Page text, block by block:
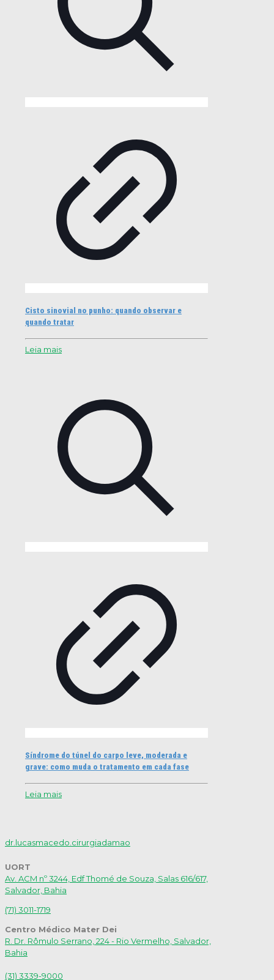
Cisto sinovial no punho: quando observar e
quando tratar
Leia mais
Síndrome do túnel do carpo leve, moderada e
grave: como muda o tratamento em cada fase
Leia mais
dr.lucasmacedo.cirurgiadamao
UORT
Av. ACM nº 3244, Edf Thomé de Souza, Salas 616/617,
Salvador, Bahia
(71) 3011-1719
Centro Médico Mater Dei
R. Dr. Rômulo Serrano, 224 - Rio Vermelho, Salvador,
Bahia
(31) 3339-9000